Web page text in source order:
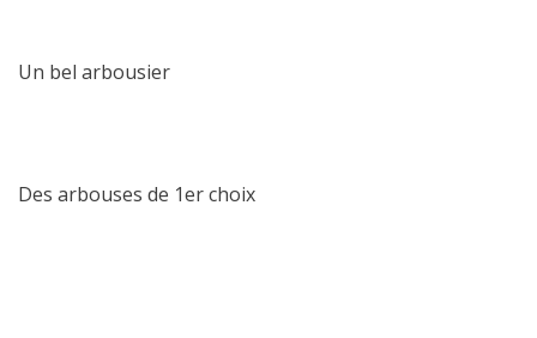
Un bel arbousier
Des arbouses de 1er choix